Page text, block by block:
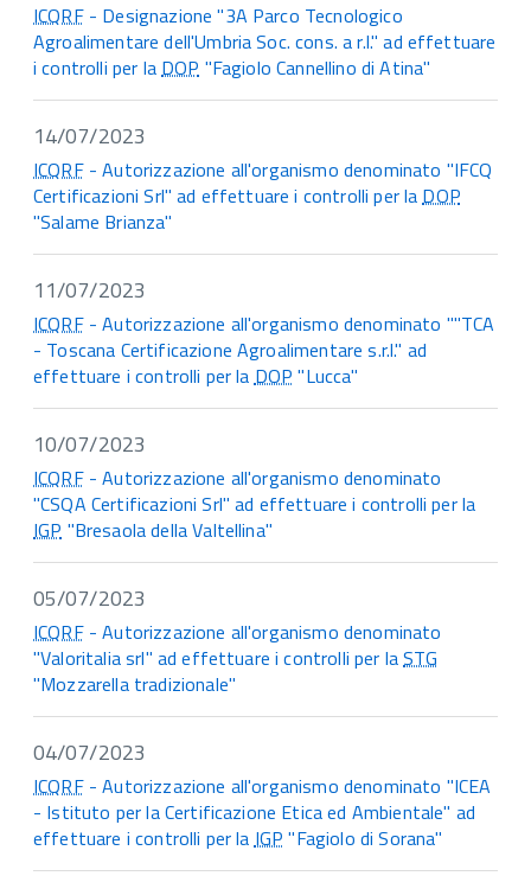
ICQRF- Designazione "3A Parco Tecnologico
Agroalimentare dell'Umbria Soc. cons. a r.l." ad effettuare
i controlli per laDOP "Fagiolo Cannellino di Atina"
14/07/2023
ICQRF- Autorizzazione all'organismo denominato "IFCQ
Certificazioni Srl" ad effettuare i controlli per laDOP
"Salame Brianza"
11/07/2023
ICQRF- Autorizzazione all'organismo denominato ""TCA
- Toscana Certificazione Agroalimentare s.r.l." ad
effettuare i controlli per laDOP "Lucca"
10/07/2023
ICQRF- Autorizzazione all'organismo denominato
"CSQA Certificazioni Srl" ad effettuare i controlli per la
IGP "Bresaola della Valtellina"
05/07/2023
ICQRF- Autorizzazione all'organismo denominato
"Valoritalia srl" ad effettuare i controlli per laSTG
"Mozzarella tradizionale"
04/07/2023
ICQRF- Autorizzazione all'organismo denominato "ICEA
- Istituto per la Certificazione Etica ed Ambientale" ad
effettuare i controlli per laIGP "Fagiolo di Sorana"